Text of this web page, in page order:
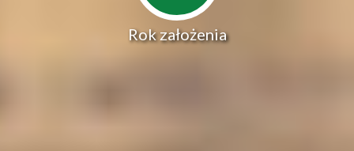
Rok założenia